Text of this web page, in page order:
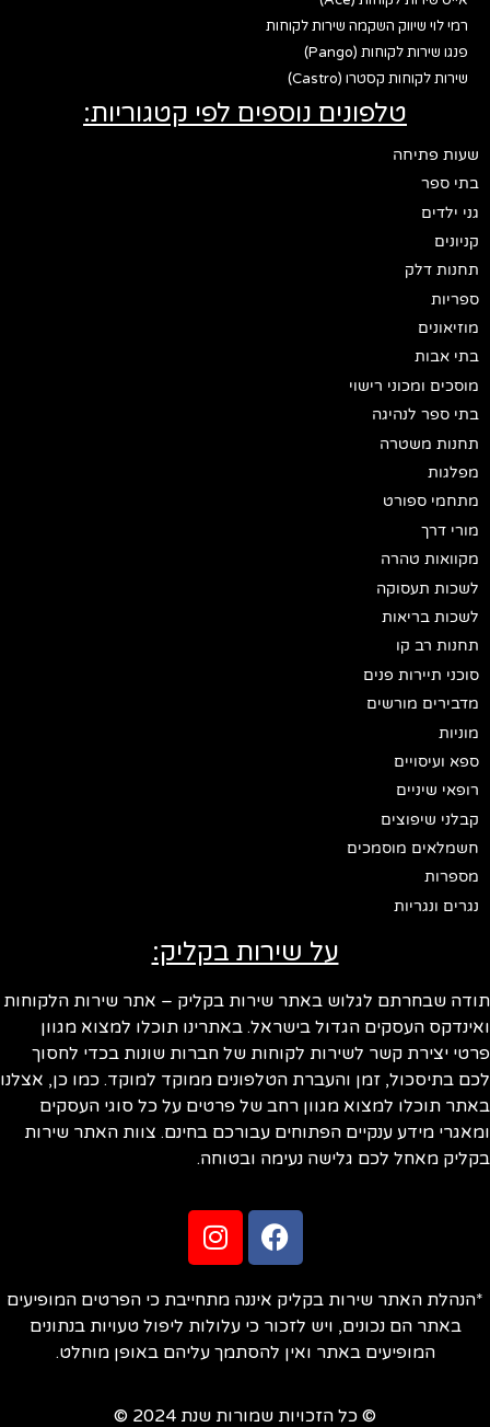
רמי לוי שיווק השקמה שירות לקוחות
פנגו שירות לקוחות (Pango)
שירות לקוחות קסטרו (Castro)
טלפונים נוספים לפי קטגוריות:
שעות פתיחה
בתי ספר
גני ילדים
קניונים
תחנות דלק
ספריות
מוזיאונים
בתי אבות
מוסכים ומכוני רישוי
בתי ספר לנהיגה
תחנות משטרה
מפלגות
מתחמי ספורט
מורי דרך
מקוואות טהרה
לשכות תעסוקה
לשכות בריאות
תחנות רב קו
סוכני תיירות פנים
מדבירים מורשים
מוניות
ספא ועיסויים
רופאי שיניים
קבלני שיפוצים
חשמלאים מוסמכים
מספרות
נגרים ונגריות
על שירות בקליק:
תודה שבחרתם לגלוש באתר שירות בקליק – אתר שירות הלקוחות
ואינדקס העסקים הגדול בישראל. באתרינו תוכלו למצוא מגוון
פרטי יצירת קשר לשירות לקוחות של חברות שונות בכדי לחסוך
לכם בתיסכול, זמן והעברת הטלפונים ממוקד למוקד. כמו כן, אצלנו
באתר תוכלו למצוא מגוון רחב של פרטים על כל סוגי העסקים
ומאגרי מידע ענקיים הפתוחים עבורכם בחינם. צוות האתר שירות
בקליק מאחל לכם גלישה נעימה ובטוחה.
*הנהלת האתר שירות בקליק איננה מתחייבת כי הפרטים המופיעים
באתר הם נכונים, ויש לזכור כי עלולות ליפול טעויות בנתונים
המופיעים באתר ואין להסתמך עליהם באופן מוחלט.
© כל הזכויות שמורות שנת 2024 ©